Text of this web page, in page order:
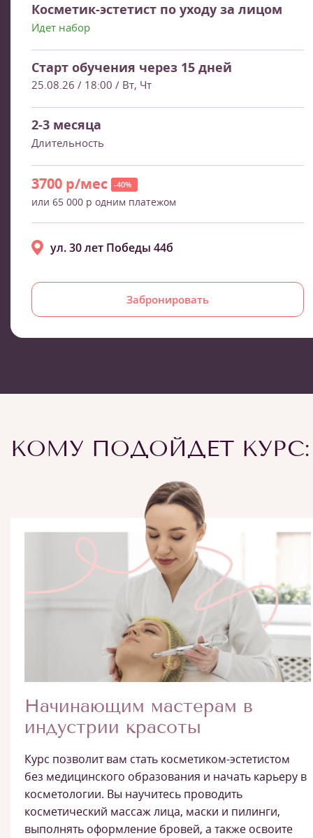
Косметик-эстетист по уходу за лицом
Идет набор
Старт обучения через 15 дней
25.08.26 / 18:00 / Вт, Чт
2-3 месяца
Длительность
3700 р/мес -40%
или 65 000 р одним платежом
Забронировать
ул. 30 лет Победы 44б
КОМУ ПОДОЙДЕТ КУРС:
Начинающим мастерам в
индустрии красоты
Курс позволит вам стать косметиком-эстетистом
без медицинского образования и начать карьеру в
косметологии. Вы научитесь проводить
косметический массаж лица, маски и пилинги,
выполнять оформление бровей, а также освоите